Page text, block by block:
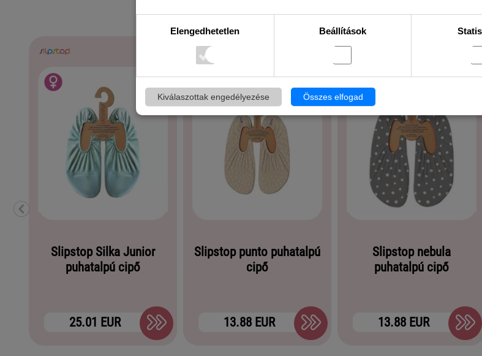
Elengedhetetlen Beállítások
Kiválaszottak engedélyezése Összes elfogad
BUYERS OF THIS PRODUCT ALSO BOUGHT
Slipstop Silka Junior
puhatalpú cipő
25.01 EUR
Slipstop punto puhatalpú
cipő
13.88 EUR
Slipstop nebula
puhatalpú cipő
13.88 EUR